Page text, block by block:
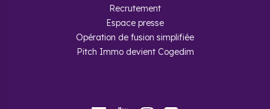
Recrutement
Espace presse
Opération de fusion simplifiée
Pitch Immo devient Cogedim